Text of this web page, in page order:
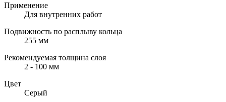
Применение
Для внутренних работ
Подвижность по расплыву кольца
255 мм
Рекомендуемая толщина слоя
2 - 100 мм
Цвет
Серый